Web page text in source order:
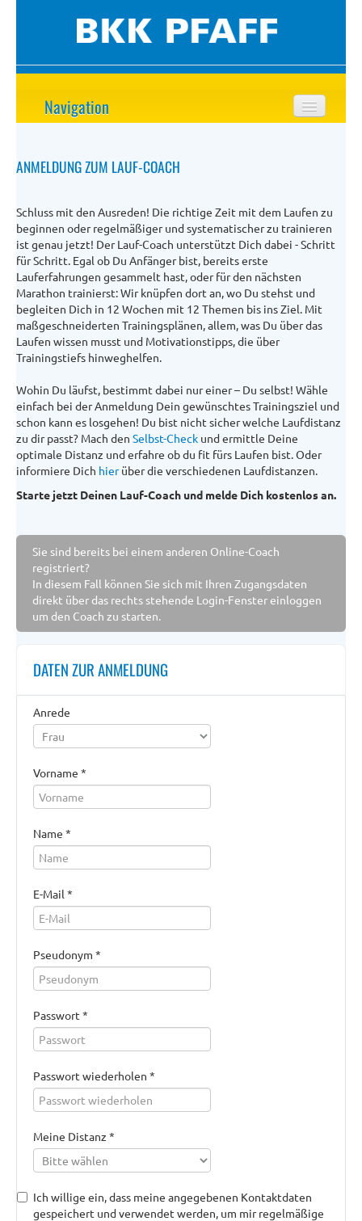
Navigation
Lauf-Coach
Rund ums Laufen
Selbst-Check
Lauf-Distanzen
Lauf-Events
ANMELDUNG ZUM LAUF-COACH
Schluss mit den Ausreden! Die richtige Zeit mit dem Laufen zu
beginnen oder regelmäßiger und systematischer zu trainieren
ist genau jetzt! Der Lauf-Coach unterstützt Dich dabei - Schritt
für Schritt. Egal ob Du Anfänger bist, bereits erste
Lauferfahrungen gesammelt hast, oder für den nächsten
Marathon trainierst: Wir knüpfen dort an, wo Du stehst und
begleiten Dich in 12 Wochen mit 12 Themen bis ins Ziel. Mit
maßgeschneiderten Trainingsplänen, allem, was Du über das
Laufen wissen musst und Motivationstipps, die über
Trainingstiefs hinweghelfen.
Wohin Du läufst, bestimmt dabei nur einer – Du selbst! Wähle
einfach bei der Anmeldung Dein gewünschtes Trainingsziel und
schon kann es losgehen! Du bist nicht sicher welche Laufdistanz
zu dir passt? Mach den Selbst-Check und ermittle Deine
optimale Distanz und erfahre ob du fit fürs Laufen bist. Oder
informiere Dich hierüber die verschiedenen Laufdistanzen.
Starte jetzt Deinen Lauf-Coach und melde Dich kostenlos an.
Sie sind bereits bei einem anderen Online-Coach
registriert?
In diesem Fall können Sie sich mit Ihren Zugangsdaten
direkt über das rechts stehende Login-Fenster einloggen
um den Coach zu starten.
DATEN ZUR ANMELDUNG
Anrede
Vorname *
Name *
E-Mail *
Pseudonym *
Passwort *
Passwort wiederholen *
Meine Distanz *
Ich willige ein, dass meine angegebenen Kontaktdaten
gespeichert und verwendet werden, um mir regelmäßige